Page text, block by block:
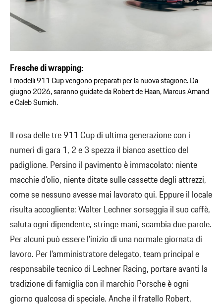
Fresche di wrapping:
I modelli 911 Cup vengono preparati per la nuova stagione. Da
giugno 2026, saranno guidate da Robert de Haan, Marcus Amand
e Caleb Sumich.
Il rosa delle tre 911 Cup di ultima generazione con i
numeri di gara 1, 2 e 3 spezza il bianco asettico del
padiglione. Persino il pavimento è immacolato: niente
macchie d’olio, niente ditate sulle cassette degli attrezzi,
come se nessuno avesse mai lavorato qui. Eppure il locale
risulta accogliente: Walter Lechner sorseggia il suo caffè,
saluta ogni dipendente, stringe mani, scambia due parole.
Per alcuni può essere l’inizio di una normale giornata di
lavoro. Per l’amministratore delegato, team principal e
responsabile tecnico di Lechner Racing, portare avanti la
tradizione di famiglia con il marchio Porsche è ogni
giorno qualcosa di speciale. Anche il fratello Robert,